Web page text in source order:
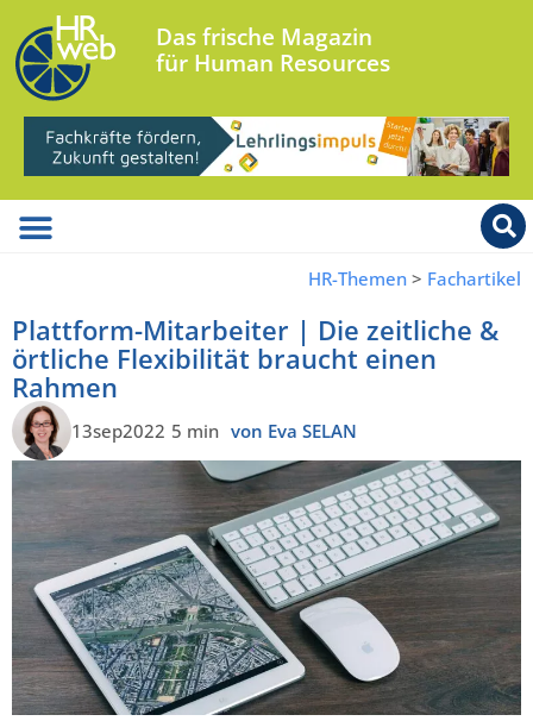
Das frische Magazin
für Human Resources
HR-Themen > Fachartikel
Plattform-Mitarbeiter | Die zeitliche &
örtliche Flexibilität braucht einen
Rahmen
13sep2022 5 min von Eva SELAN